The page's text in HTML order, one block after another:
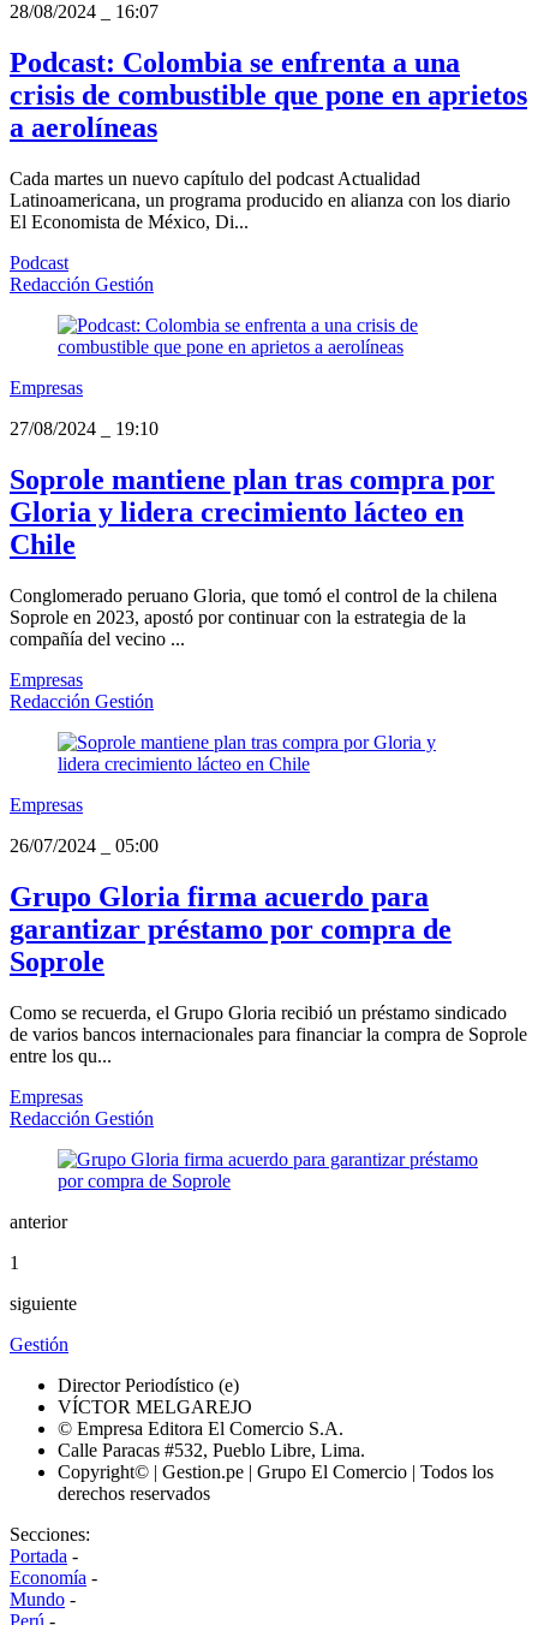
28/08/2024
16:07
Podcast: Colombia se enfrenta a una
crisis de combustible que pone en aprietos
a aerolíneas
Cada martes un nuevo capítulo del podcast Actualidad
Latinoamericana, un programa producido en alianza con los diario
El Economista de México, Di...
Podcast
Redacción Gestión
Empresas
27/08/2024
19:10
Soprole mantiene plan tras compra por
Gloria y lidera crecimiento lácteo en
Chile
Conglomerado peruano Gloria, que tomó el control de la chilena
Soprole en 2023, apostó por continuar con la estrategia de la
compañía del vecino ...
Empresas
Redacción Gestión
Empresas
26/07/2024
05:00
Grupo Gloria firma acuerdo para
garantizar préstamo por compra de
Soprole
Como se recuerda, el Grupo Gloria recibió un préstamo sindicado
de varios bancos internacionales para financiar la compra de Soprole
entre los qu...
Empresas
Redacción Gestión
anterior
1
siguiente
Gestión
Director Periodístico (e)
VÍCTOR MELGAREJO
© Empresa Editora El Comercio S.A.
Calle Paracas #532, Pueblo Libre, Lima.
Copyright© | Gestion.pe | Grupo El Comercio | Todos los
derechos reservados
Secciones:
Portada -
Economía -
Mundo -
Perú -